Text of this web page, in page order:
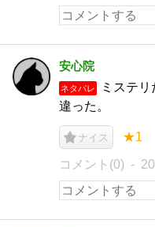
安心院
ネタバレ
ミステ
違った。
ナイス ★1
コメント(0)